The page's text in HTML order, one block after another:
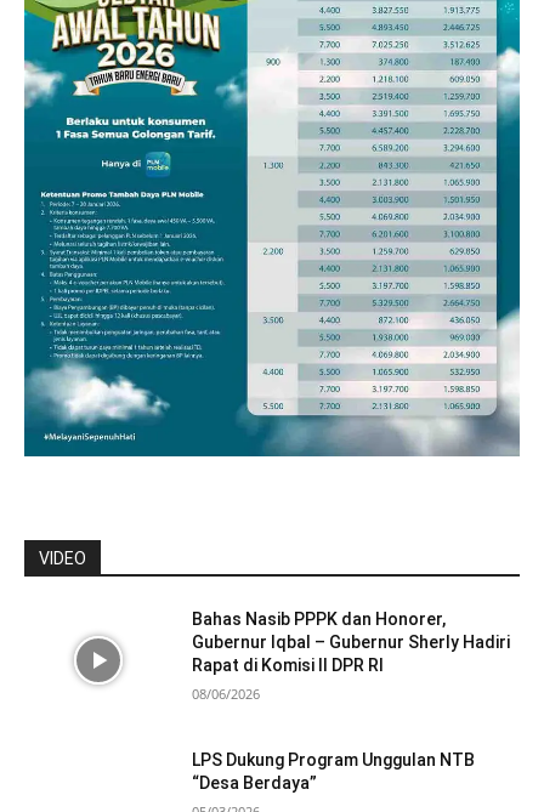
VIDEO
Bahas Nasib PPPK dan Honorer,
Gubernur Iqbal – Gubernur Sherly Hadiri
Rapat di Komisi II DPR RI
08/06/2026
LPS Dukung Program Unggulan NTB
“Desa Berdaya”